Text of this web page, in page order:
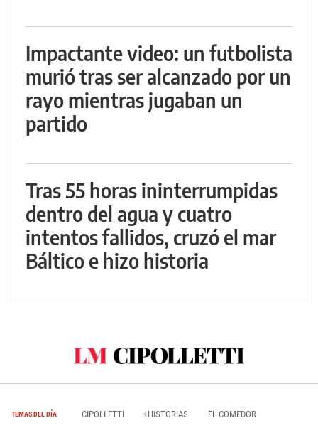
Impactante video: un futbolista
murió tras ser alcanzado por un
rayo mientras jugaban un
partido
Tras 55 horas ininterrumpidas
dentro del agua y cuatro
intentos fallidos, cruzó el mar
Báltico e hizo historia
TEMAS DEL DÍA CIPOLLETTI +HISTORIAS EL COMEDOR